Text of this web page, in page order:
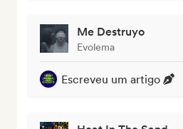
Me Destruyo
Evolema
Escreveu um artigo